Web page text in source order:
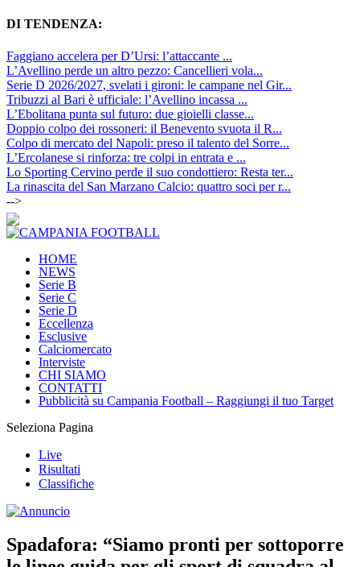
DI TENDENZA:
Faggiano accelera per D’Ursi: l’attaccante ...
L’Avellino perde un altro pezzo: Cancellieri vola...
Serie D 2026/2027, svelati i gironi: le campane nel Gir...
Tribuzzi al Bari è ufficiale: l’Avellino incassa ...
L’Ebolitana punta sul futuro: due gioielli classe...
Doppio colpo dei rossoneri: il Benevento svuota il R...
Colpo di mercato del Napoli: preso il talento del Sorre...
L’Ercolanese si rinforza: tre colpi in entrata e ...
Lo Sporting Cervino perde il suo condottiero: Resta ter...
La rinascita del San Marzano Calcio: quattro soci per r...
-->
HOME
NEWS
Serie B
Serie C
Serie D
Eccellenza
Esclusive
Calciomercato
Interviste
CHI SIAMO
CONTATTI
Pubblicità su Campania Football – Raggiungi il tuo Target
Seleziona Pagina
Live
Risultati
Classifiche
Spadafora: “Siamo pronti per sottoporre